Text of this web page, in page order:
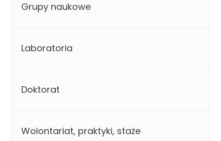
Grupy naukowe
Laboratoria
Doktorat
Wolontariat, praktyki, staże